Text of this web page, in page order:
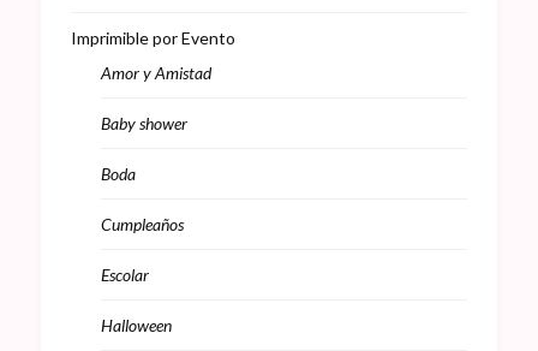
Imprimible por Evento
Amor y Amistad
Baby shower
Boda
Cumpleaños
Escolar
Halloween